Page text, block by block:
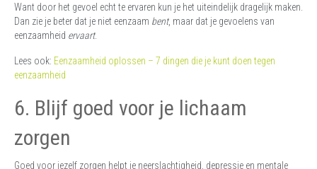
Want door het gevoel echt te ervaren kun je het uiteindelijk dragelijk maken.
Dan zie je beter dat je niet eenzaam bent, maar dat je gevoelens van
eenzaamheid ervaart.
Lees ook: Eenzaamheid oplossen – 7 dingen die je kunt doen tegen
eenzaamheid
6. Blijf goed voor je lichaam
zorgen
Goed voor jezelf zorgen helpt je neerslachtigheid, depressie en mentale